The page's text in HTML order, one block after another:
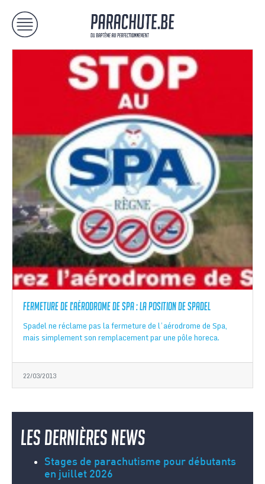
Fermeture de l’aérodrome de Spa : la position de Spadel
Spadel ne réclame pas la fermeture de l’aérodrome de Spa,
mais simplement son remplacement par une pôle horeca.
22/03/2013
Les dernières news
Stages de parachutisme pour débutants
en juillet 2026